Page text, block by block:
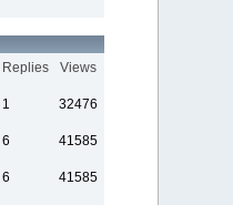
Replies Views
1 32476
6 41585
6 41585